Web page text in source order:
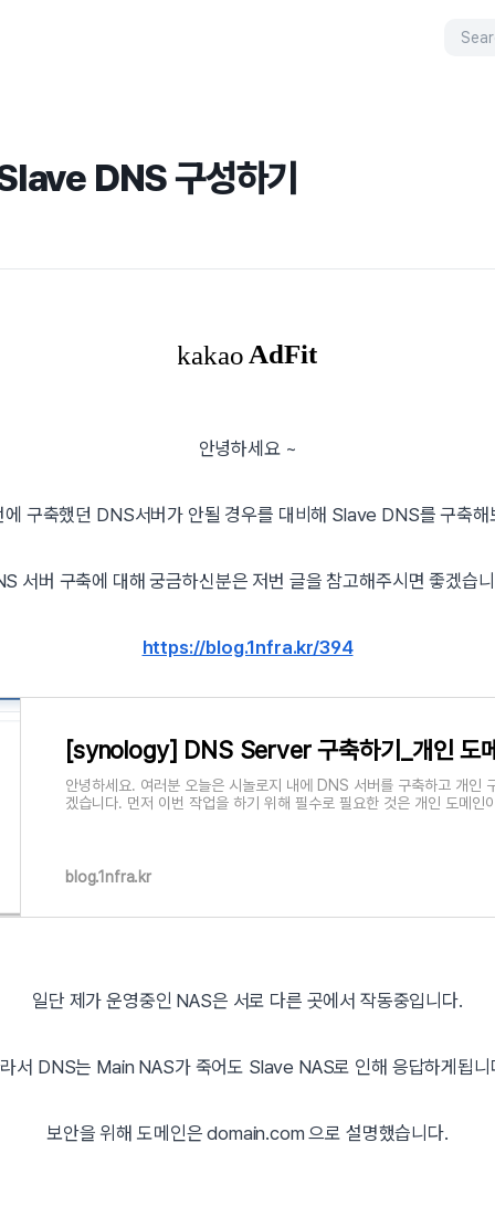
DNS 구성하기
안녕하세요 ~
에 구축했던 DNS서버가 안될 경우를 대비해 Slave DNS를 구축해
서버 구축에 대해 궁금하신분은 저번 글을 참고해주시면 좋겠습
https://blog.1nfra.kr/394
[synology] DNS Server 구축하기_개인 도
안녕하세요. 여러분 오늘은 시놀로지 내에 DNS 서버를 구축하고 개인
겠습니다. 먼저 이번 작업을 하기 위해 필수로 필요한 것은 개인 도메인
blog.1nfra.kr
일단 제가 운영중인 NAS은 서로 다른 곳에서 작동중입니다.
서 DNS는 Main NAS가 죽어도 Slave NAS로 인해 응답하게됩니
보안을 위해 도메인은 domain.com 으로 설명했습니다.